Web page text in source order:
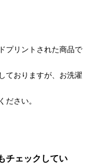
プリントされた商品で
ておりますが、お洗濯
ださい。
チェックしてい